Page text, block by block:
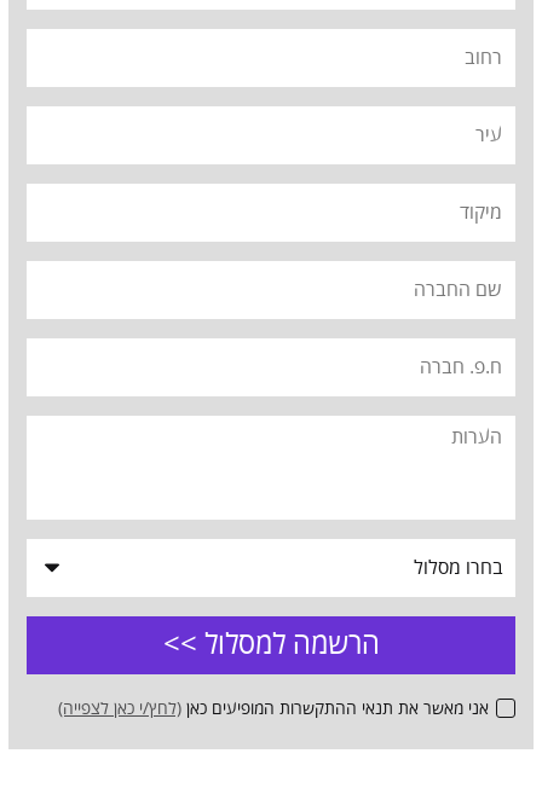
אני מאשר את תנאי ההתקשרות המופיעים כאן (לחץ/י כאן לצפייה)